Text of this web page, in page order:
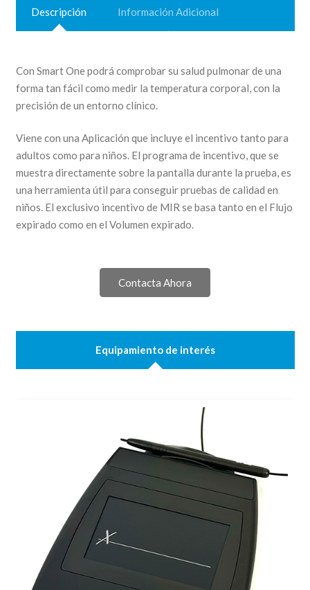
Descripción Información Adicional
Con Smart One podrá comprobar su salud pulmonar de una
forma tan fácil como medir la temperatura corporal, con la
precisión de un entorno clínico.
Viene con una Aplicación que incluye el incentivo tanto para
adultos como para niños. El programa de incentivo, que se
muestra directamente sobre la pantalla durante la prueba, es
una herramienta útil para conseguir pruebas de calidad en
niños. El exclusivo incentivo de MIR se basa tanto en el Flujo
expirado como en el Volumen expirado.
Contacta Ahora
Equipamiento de interés